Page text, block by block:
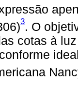
3. O
cotas à